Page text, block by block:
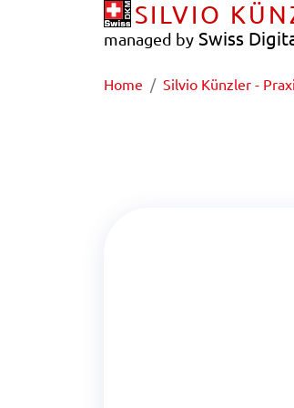
SILVIO
managed by Swiss
Home Silvio Künzler -